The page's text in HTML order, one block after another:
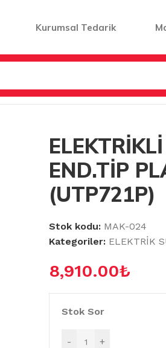
Kurumsal Tedarik
END.TİP PLASTİK 22 LT
END.TİP
(UTP721P)
Stok kodu: MAK-024
Kategoriler: ELEKTRİK
8,910.00₺
Stok Sor
- +